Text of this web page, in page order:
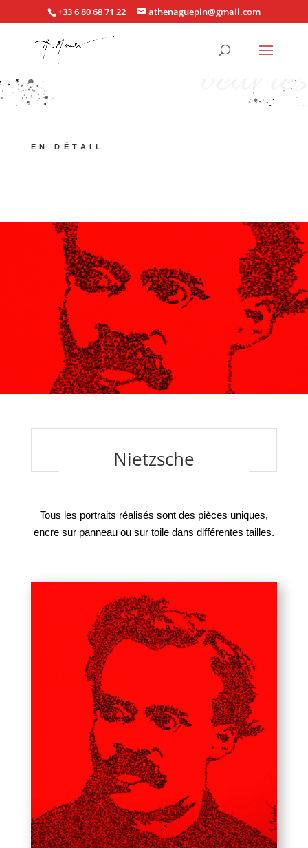
+33 6 80 68 71 22 athenaguepin@gmail.com
oeuvres
EN DÉTAIL
Nietzsche
Tous les portraits réalisés sont des pièces uniques,
encre sur panneau ou sur toile dans différentes tailles.